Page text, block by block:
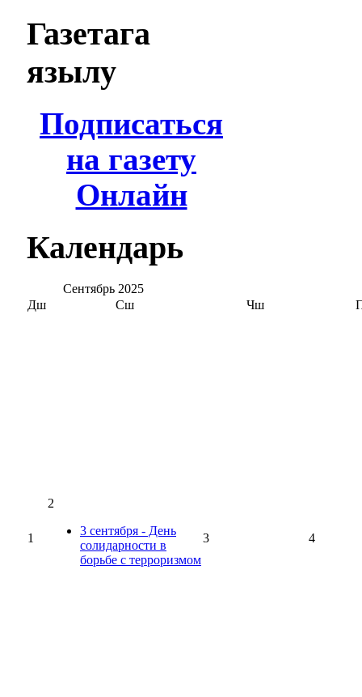
Газетага
язылу
Подписаться
на газету
Онлайн
Календарь
Сентябрь 2025
Дш
Сш Чш
1
2
3 сентября - День
солидарности в
борьбе с терроризмом
3 4